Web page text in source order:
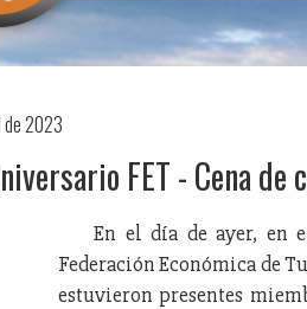
2023
FET - Cena de
En el día de ayer, en
Federación Económica de
estuvieron presentes